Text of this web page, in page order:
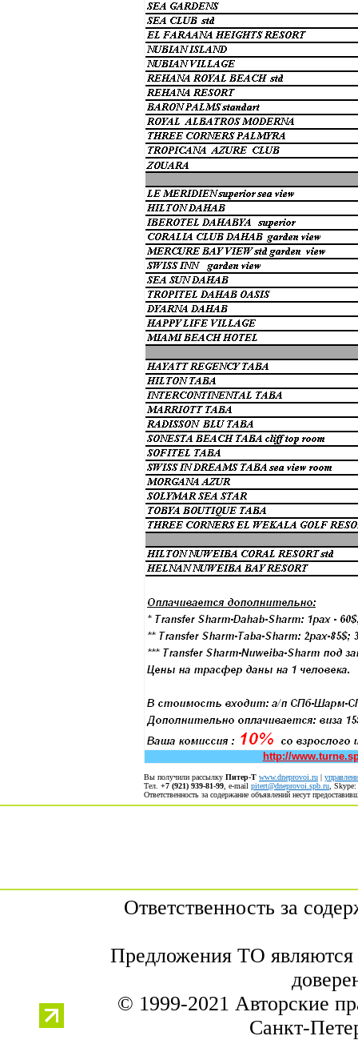
http://
Вы получили рассылку Питер-Т www.dneprovoi.ru |
Тел. +7 (921) 939-81-99 , е-mail pitert@dneprovoi.spb.ru , Skype:
Ответственность за содержание объявлений несут
Ответственность за
Предложения ТО
© 1999-2021 Авторские
Санкт-